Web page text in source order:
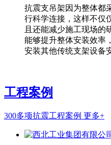
抗震支吊架因为整体都
行科学连接，这样不仅
且还能减少施工现场的
能够提升整体安装效率
安装其他传统支架设备
工程案例
300多项抗震工程案例 更多+